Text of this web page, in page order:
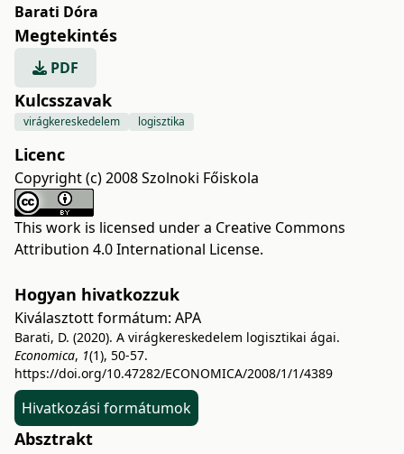
Barati Dóra
Megtekintés
PDF
Kulcsszavak
virágkereskedelem logisztika
Licenc
Copyright (c) 2008 Szolnoki Főiskola
This work is licensed under a Creative Commons
Attribution 4.0 International License.
Hogyan hivatkozzuk
Kiválasztott formátum: APA
Barati, D. (2020). A virágkereskedelem logisztikai ágai.
Economica, 1(1), 50-57.
https://doi.org/10.47282/ECONOMICA/2008/1/1/4389
Hivatkozási formátumok
Absztrakt